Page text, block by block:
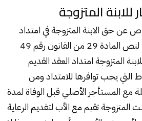
للابنة المتزوجة
عن حق الابنة المتزوجة في امتداد
عقد الايجار القديم، فتبعا لنص المادة 29 من القانون رقم 49
يحق للابنة المتزوجة امتداد العقد القديم
التي يجب توافرها للامتداد ومن
مع المستأجر الأصلي قبل الوفاة لمدة
المتزوجة تقيم مع الأب لتقديم الرعاية